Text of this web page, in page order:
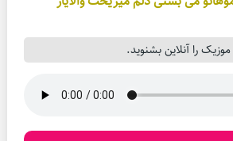
موزیک را آنلاین بشنوید.